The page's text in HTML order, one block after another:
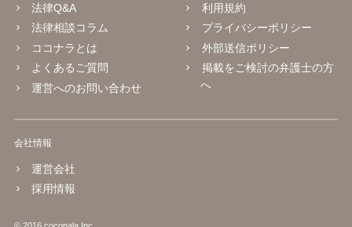
法律Q&A
法律相談コラム
ココナラとは
よくあるご質問
運営へのお問い合わせ
利用規約
プライバシーポリシー
外部送信ポリシー
掲載をご検討の弁護士の方
へ
会社情報
運営会社
採用情報